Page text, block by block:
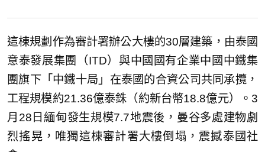
這棟規劃作為審計署辦公大樓的30層建築，由泰國
意泰發展集團（ITD）與中國國有企業中國中鐵集
團旗下「中鐵十局」在泰國的合資公司共同承攬，
工程規模約21.36億泰銖（約新台幣18.8億元）。3
月28日緬甸發生規模7.7地震後，曼谷多處建物劇
烈搖晃，唯獨這棟審計署大樓倒塌，震撼泰國社